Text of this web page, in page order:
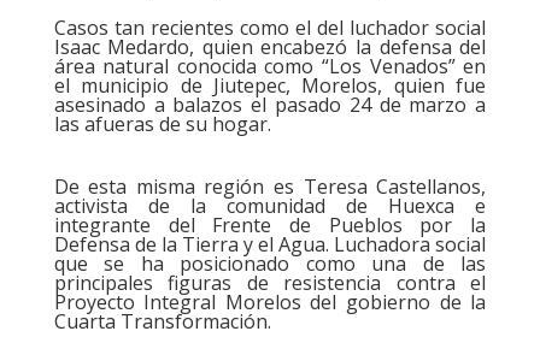
Casos tan recientes como el del luchador social
Isaac Medardo, quien encabezó la defensa del
área natural conocida como “Los Venados” en
el municipio de Jiutepec, Morelos, quien fue
asesinado a balazos el pasado 24 de marzo a
las afueras de su hogar.
De esta misma región es Teresa Castellanos,
activista de la comunidad de Huexca e
integrante del Frente de Pueblos por la
Defensa de la Tierra y el Agua. Luchadora social
que se ha posicionado como una de las
principales figuras de resistencia contra el
Proyecto Integral Morelos del gobierno de la
Cuarta Transformación.